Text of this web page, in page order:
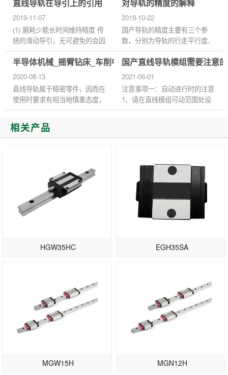
谓预压力是预先给予钢珠负荷
力，利用钢珠与珠道之间负向间
隙给予预压...
磨损，影响生产力，缩短使用寿
命。那么，为了提高生产力...
直线导轨在导引上的引用
2019-11-07
(1) 磨耗少能长时间维持精度 传
统的滑动导引，无可避免的会因
油膜逆流作用造成平台运动精度
不良，且因运动时润滑不充份，
导致运行轨道接触面的磨损...
对导轨的精度的解释
2019-10-22
国产导轨的精度主要有三个参
数，分别为导轨的行走平行度、
高度的成对相互差和宽度的成对
相互差。 1、行走平行度是指将
导轨用螺栓固定在基准面上，...
半导体机械_摇臂钻床_车削中心国产直线导轨滑块
2020-08-13
直线导轨属于精密零件，因而在
使用时要求有相当地慎重态度，
即便是使用了高性能的直线导
轨，如果使用不当，也不能达到
预期的性能效果，而且容易使...
国产直线导轨模组需要注意
2021-06-01
注意事项一：自动进行时的注意
1、请在直线模组可动范围处设
置安全防护栏。 2、在安全防护
相关产品
HGW35HC EGH35SA
MGW15H MGN12H